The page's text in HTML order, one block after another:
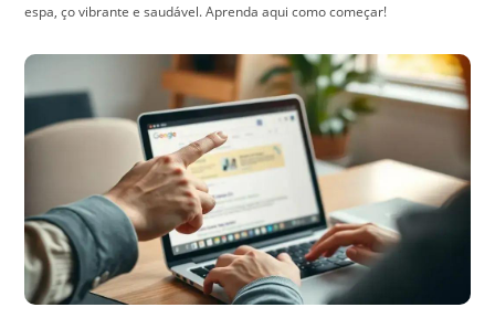
espa, ço vibrante e saudável. Aprenda aqui como começar!